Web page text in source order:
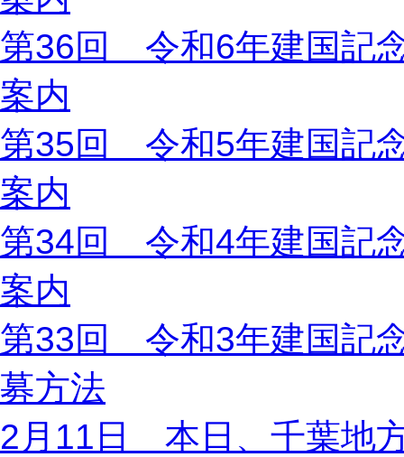
第36回 令和6年建国記
案内
第35回 令和5年建国記
案内
第34回 令和4年建国記
案内
第33回 令和3年建国記
募方法
2月11日 本日、千葉地